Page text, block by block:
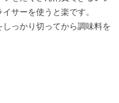
サーを使うと楽です。
っかり切ってから調味料を